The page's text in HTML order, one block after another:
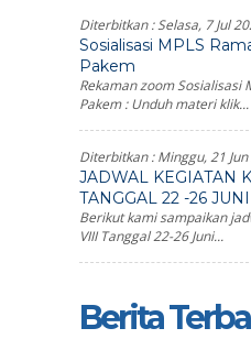
Diterbitkan :Selasa, 7 Jul
Sosialisasi MPLS
Pakem
Rekaman zoom Sosialisasi
Pakem : Unduh materi klik...
Diterbitkan :Minggu, 21
JADWAL KEGIATAN
TANGGAL 22 -26
Berikut kami sampaikan
VIII Tanggal 22-26 Juni...
Berita